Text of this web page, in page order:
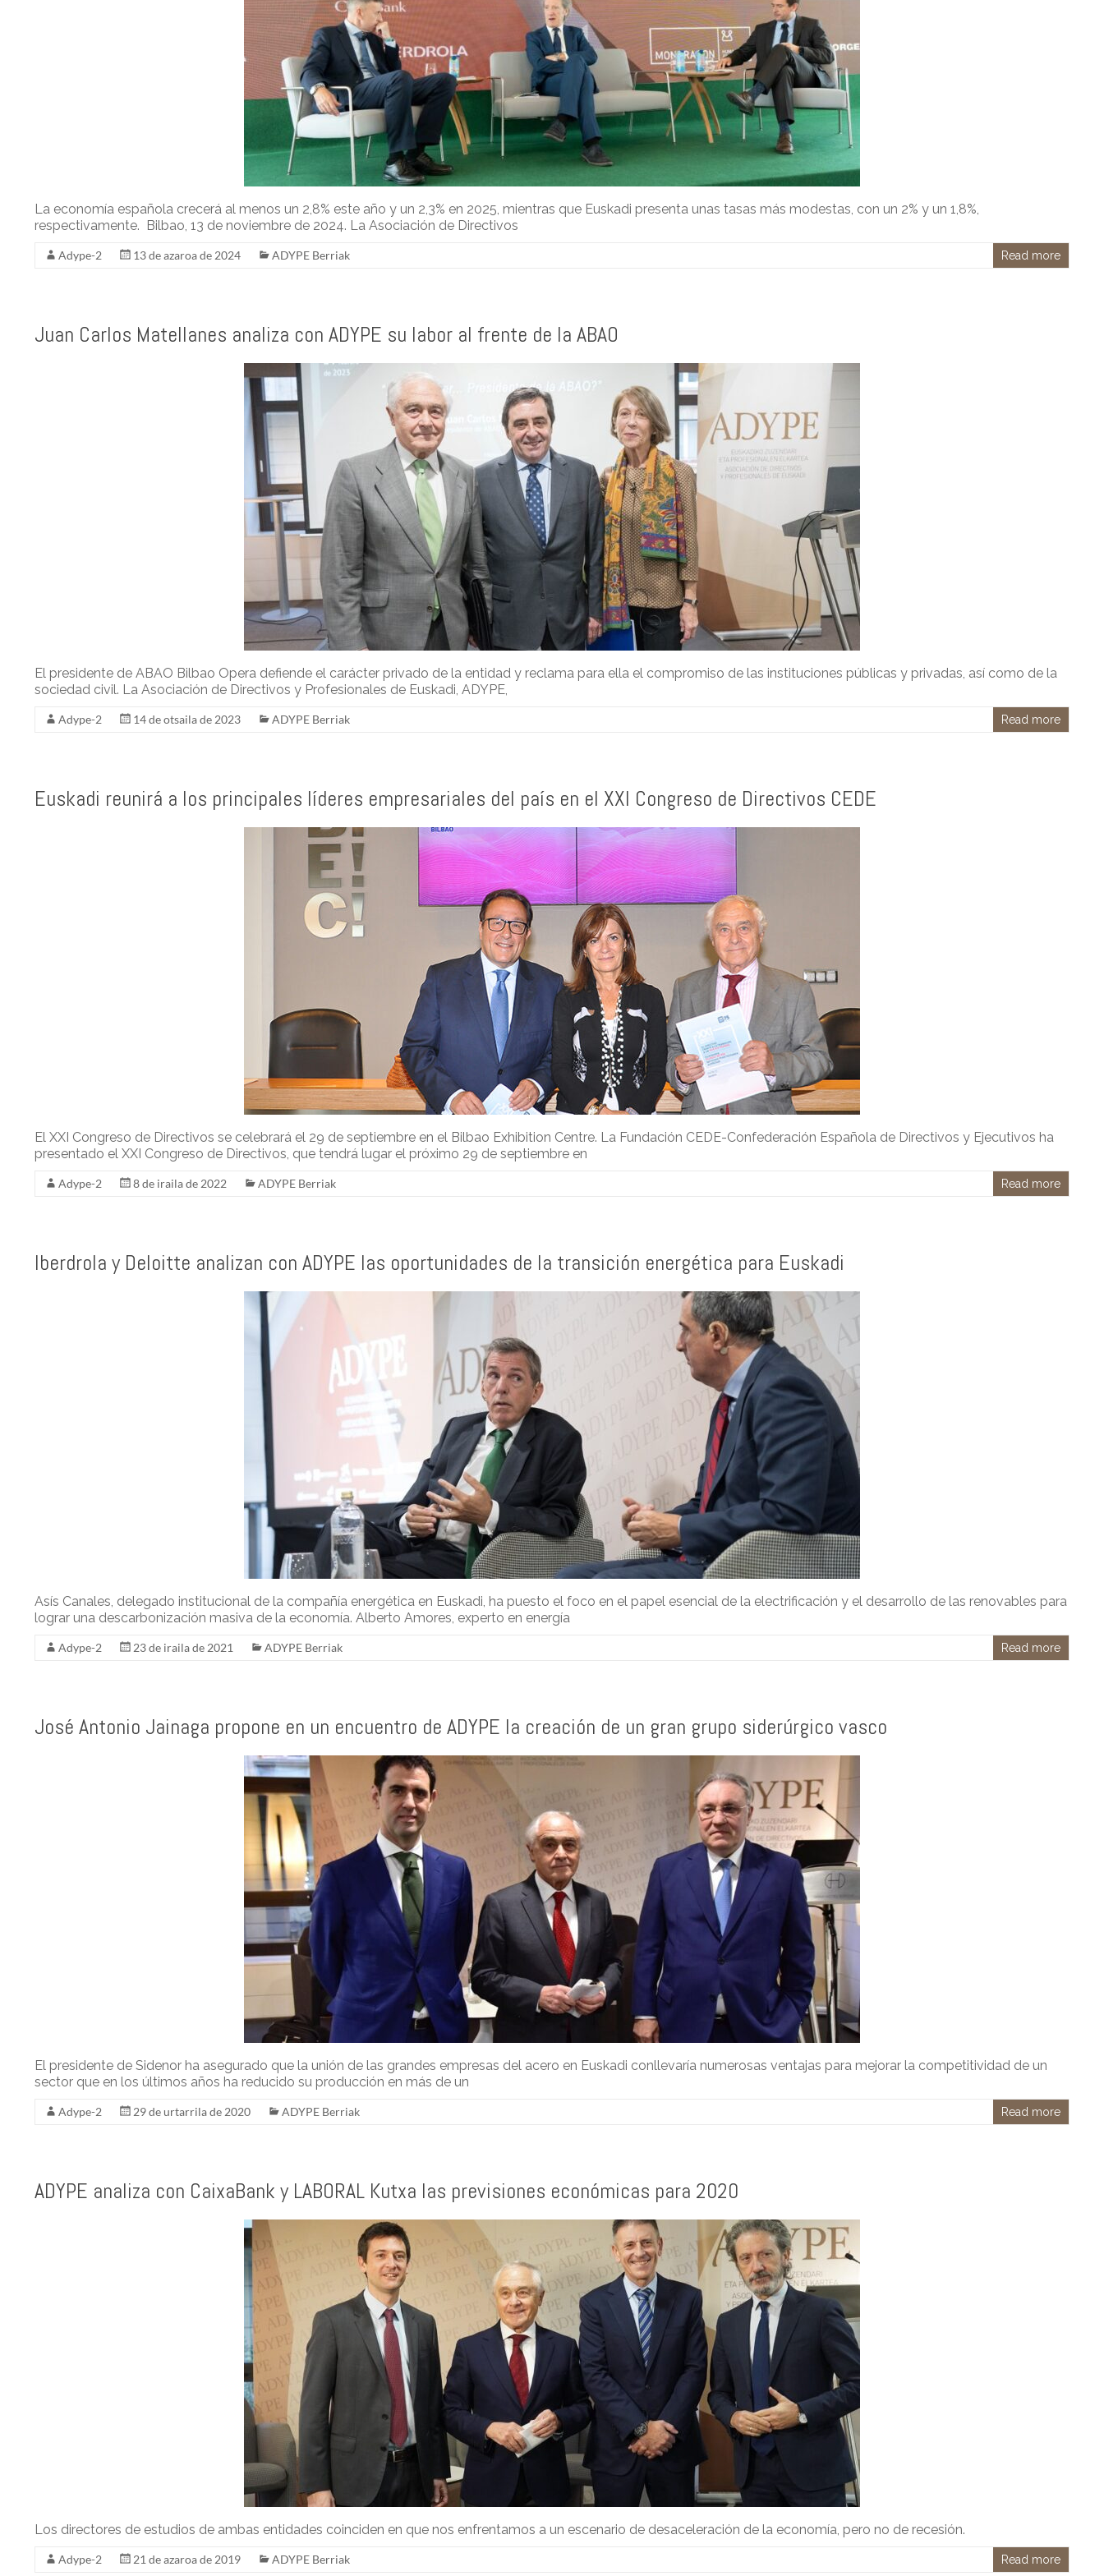
La economía española crecerá al menos un 2,8% este año y un 2,3% en 2025, mientras que Euskadi presenta unas tasas más modestas, con un 2% y un 1,8%,
respectivamente. Bilbao, 13 de noviembre de 2024. La Asociación de Directivos
Adype-2 13 de azaroa de 2024 ADYPE Berriak Read more
Juan Carlos Matellanes analiza con ADYPE su labor al frente de la ABAO
El presidente de ABAO Bilbao Opera defiende el carácter privado de la entidad y reclama para ella el compromiso de las instituciones públicas y privadas, así como de la
sociedad civil. La Asociación de Directivos y Profesionales de Euskadi, ADYPE,
Adype-2 14 de otsaila de 2023 ADYPE Berriak Read more
Euskadi reunirá a los principales líderes empresariales del país en el XXI Congreso de Directivos CEDE
El XXI Congreso de Directivos se celebrará el 29 de septiembre en el Bilbao Exhibition Centre. La Fundación CEDE-Confederación Española de Directivos y Ejecutivos ha
presentado el XXI Congreso de Directivos, que tendrá lugar el próximo 29 de septiembre en
Adype-2 8 de iraila de 2022 ADYPE Berriak Read more
Iberdrola y Deloitte analizan con ADYPE las oportunidades de la transición energética para Euskadi
Asís Canales, delegado institucional de la compañía energética en Euskadi, ha puesto el foco en el papel esencial de la electrificación y el desarrollo de las renovables para
lograr una descarbonización masiva de la economía. Alberto Amores, experto en energía
Adype-2 23 de iraila de 2021 ADYPE Berriak Read more
José Antonio Jainaga propone en un encuentro de ADYPE la creación de un gran grupo siderúrgico vasco
El presidente de Sidenor ha asegurado que la unión de las grandes empresas del acero en Euskadi conllevaría numerosas ventajas para mejorar la competitividad de un
sector que en los últimos años ha reducido su producción en más de un
Adype-2 29 de urtarrila de 2020 ADYPE Berriak Read more
ADYPE analiza con CaixaBank y LABORAL Kutxa las previsiones económicas para 2020
Los directores de estudios de ambas entidades coinciden en que nos enfrentamos a un escenario de desaceleración de la economía, pero no de recesión.
Adype-2 21 de azaroa de 2019 ADYPE Berriak Read more